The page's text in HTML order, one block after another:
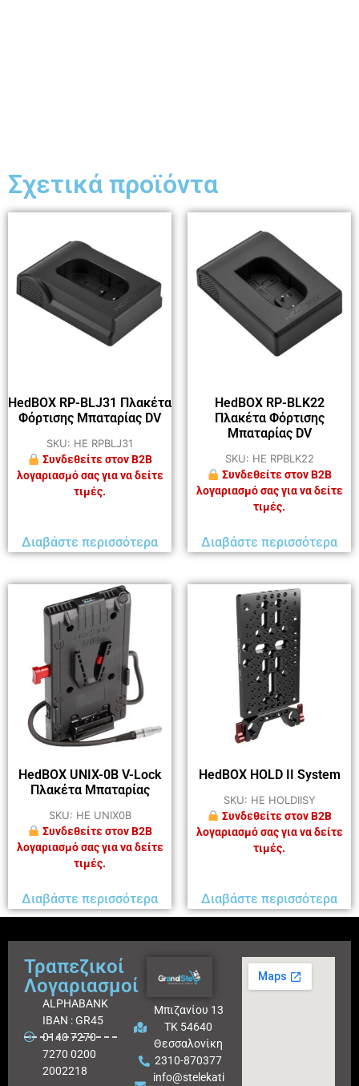
Σχετικά προϊόντα
HedBOX RP-BLJ31 Πλακέτα
Φόρτισης Μπαταρίας DV
SKU: HE RPBLJ31
Συνδεθείτε στον B2B
λογαριασμό σας για να δείτε
τιμές.
Διαβάστε περισσότερα
HedBOX RP-BLK22
Πλακέτα Φόρτισης
Μπαταρίας DV
SKU: HE RPBLK22
Συνδεθείτε στον B2B
λογαριασμό σας για να δείτε
τιμές.
Διαβάστε περισσότερα
HedBOX UNIX-0B V-Lock
Πλακέτα Μπαταρίας
SKU: HE UNIX0B
Συνδεθείτε στον B2B
λογαριασμό σας για να δείτε
τιμές.
Διαβάστε περισσότερα
HedBOX HOLD II System
SKU: HE HOLDIISY
Συνδεθείτε στον B2B
λογαριασμό σας για να δείτε
τιμές.
Διαβάστε περισσότερα
Τραπεζικοί
Λογαριασμοί
ALPHABANK
IBAN : GR45
0140 7270
7270 0200
2002218
Μπιζανίου 13
ΤΚ 54640
Θεσσαλονίκη
2310-870377
info@stelekati